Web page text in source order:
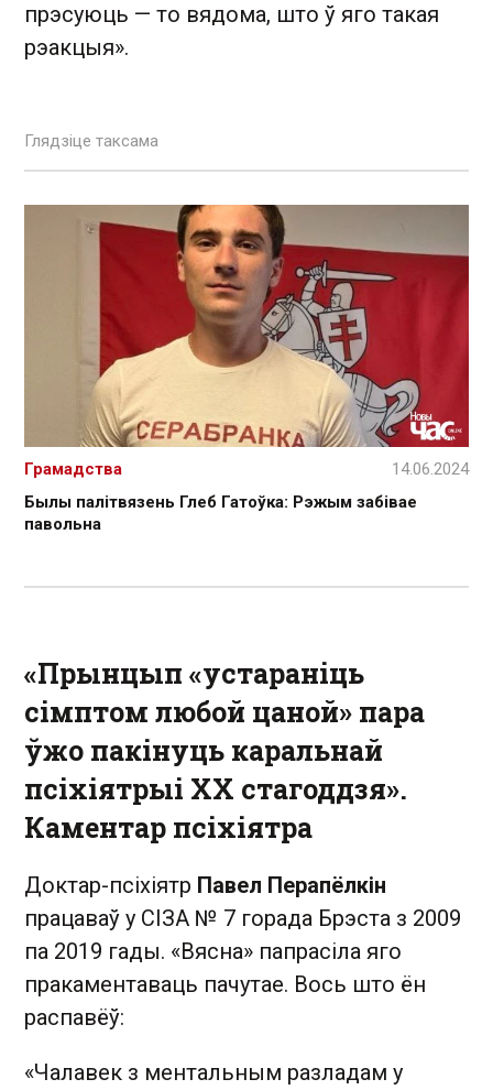
прэсуюць — то вядома, што ў яго такая
рэакцыя».
Глядзіце таксама
Былы палітвязень Глеб Гатоўка: Рэжым забівае
павольна
Грамадства 14.06.2024
«Прынцып «устараніць
сімптом любой цаной» пара
ўжо пакінуць каральнай
псіхіятрыі XX стагоддзя».
Каментар псіхіятра
Доктар-псіхіятр Павел Перапёлкін
працаваў у СІЗА № 7 горада Брэста з 2009
па 2019 гады. «Вясна» папрасіла яго
пракаментаваць пачутае. Вось што ён
распавёў:
«Чалавек з ментальным разладам у